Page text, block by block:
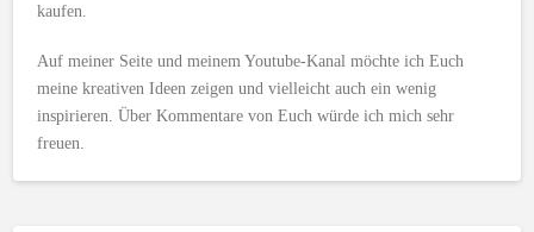
kaufen.
Auf meiner Seite und meinem Youtube-Kanal möchte ich Euch
meine kreativen Ideen zeigen und vielleicht auch ein wenig
inspirieren. Über Kommentare von Euch würde ich mich sehr
freuen.